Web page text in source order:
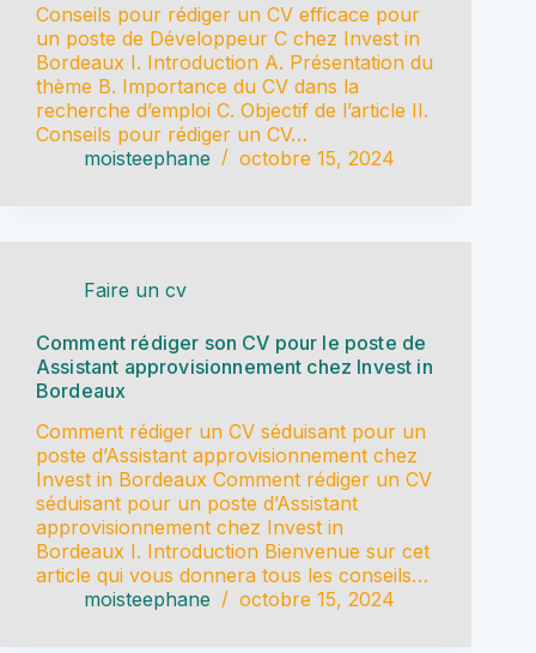
Conseils pour rédiger un CV efficace pour
un poste de Développeur C chez Invest in
Bordeaux I. Introduction A. Présentation du
thème B. Importance du CV dans la
recherche d’emploi C. Objectif de l’article II.
Conseils pour rédiger un CV…
moisteephane
octobre 15, 2024
Faire un cv
Comment rédiger son CV pour le poste de
Assistant approvisionnement chez Invest in
Bordeaux
Comment rédiger un CV séduisant pour un
poste d’Assistant approvisionnement chez
Invest in Bordeaux Comment rédiger un CV
séduisant pour un poste d’Assistant
approvisionnement chez Invest in
Bordeaux I. Introduction Bienvenue sur cet
article qui vous donnera tous les conseils…
moisteephane
octobre 15, 2024